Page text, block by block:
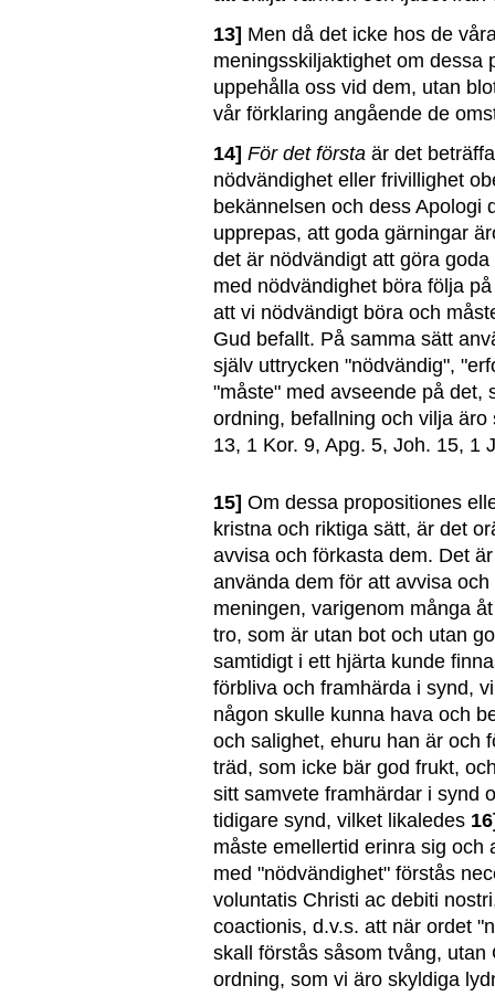
13] Men då det icke hos de
meningsskiljaktighet om dessa
uppehålla oss vid dem, utan
vår förklaring angående de
14] För det första är det
nödvändighet eller frivillighet
bekännelsen och dess Apologi
upprepas, att goda gärningar
det är nödvändigt att göra
med nödvändighet böra följa
att vi nödvändigt böra och
Gud befallt. På samma sätt
själv uttrycken "nödvändig",
"måste" med avseende på det,
ordning, befallning och vilja
13, 1 Kor. 9, Apg. 5, Joh. 15, 1
15] Om dessa propositiones
kristna och riktiga sätt, är det
avvisa och förkasta dem. Det
använda dem för att avvisa
meningen, varigenom många
tro, som är utan bot och utan
samtidigt i ett hjärta kunde
förbliva och framhärda i synd,
någon skulle kunna hava och
och salighet, ehuru han är och
träd, som icke bär god frukt,
sitt samvete framhärdar i synd
tidigare synd, vilket likaledes
måste emellertid erinra sig och
med "nödvändighet" förstås
voluntatis Christi ac debiti
coactionis, d.v.s. att när ordet
skall förstås såsom tvång,
ordning, som vi äro skyldiga